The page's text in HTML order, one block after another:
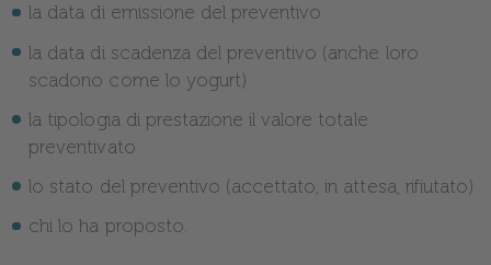
la data di emissione del preventivo
la data di scadenza del preventivo (anche loro
scadono come lo yogurt)
la tipologia di prestazione il valore totale
preventivato
lo stato del preventivo (accettato, in attesa, rifiutato)
chi lo ha proposto.